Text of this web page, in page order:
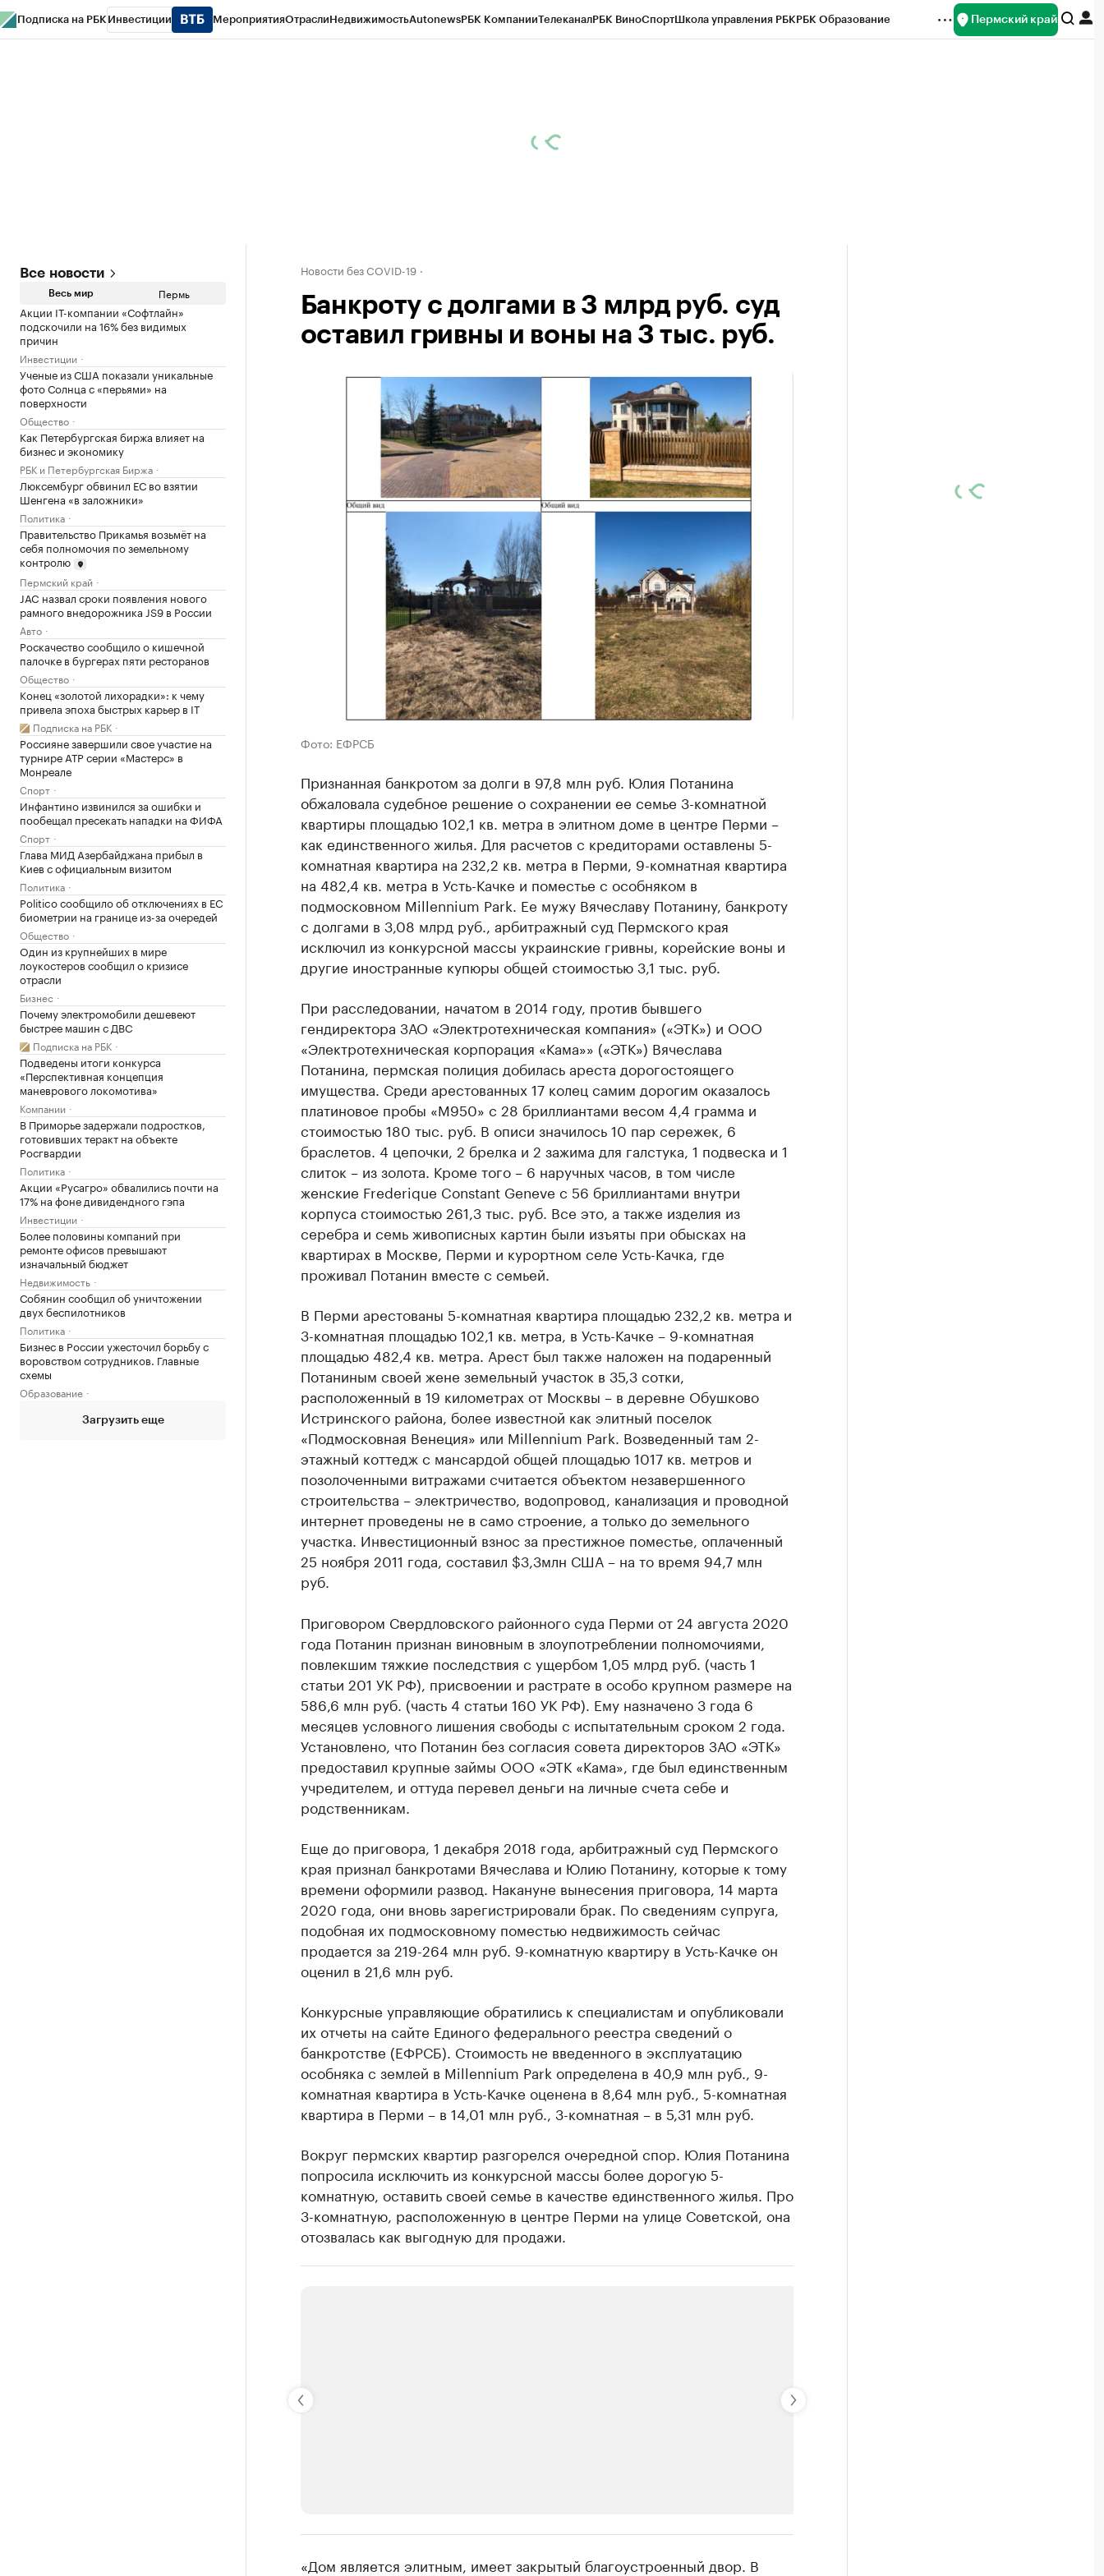
Подписка на РБК Инвестиции МероприятияОтраслиНедвижимостьAutonewsРБК КомпанииТелеканалРБК ВиноСпортШкола управления РБКРБК Образование Пермский край
Все новости
Весь мир Пермь
Акции IT-компании «Софтлайн»
подскочили на 16% без видимых
причин
Инвестиции
Ученые из США показали уникальные
фото Солнца с «перьями» на
поверхности
Общество
Как Петербургская биржа влияет на
бизнес и экономику
РБК и Петербургская Биржа
Люксембург обвинил ЕС во взятии
Шенгена «в заложники»
Политика
Правительство Прикамья возьмёт на
себя полномочия по земельному
контролю
Пермский край
JAC назвал сроки появления нового
рамного внедорожника JS9 в России
Авто
Роскачество сообщило о кишечной
палочке в бургерах пяти ресторанов
Общество
Конец «золотой лихорадки»: к чему
привела эпоха быстрых карьер в IT
Подписка на РБК
Россияне завершили свое участие на
турнире ATP серии «Мастерс» в
Монреале
Спорт
Инфантино извинился за ошибки и
пообещал пресекать нападки на ФИФА
Спорт
Глава МИД Азербайджана прибыл в
Киев с официальным визитом
Политика
Politico сообщило об отключениях в ЕС
биометрии на границе из-за очередей
Общество
Один из крупнейших в мире
лоукостеров сообщил о кризисе
отрасли
Бизнес
Почему электромобили дешевеют
быстрее машин с ДВС
Подписка на РБК
Подведены итоги конкурса
«Перспективная концепция
маневрового локомотива»
Компании
В Приморье задержали подростков,
готовивших теракт на объекте
Росгвардии
Политика
Акции «Русагро» обвалились почти на
17% на фоне дивидендного гэпа
Инвестиции
Более половины компаний при
ремонте офисов превышают
изначальный бюджет
Недвижимость
Собянин сообщил об уничтожении
двух беспилотников
Политика
Бизнес в России ужесточил борьбу с
воровством сотрудников. Главные
схемы
Образование
Загрузить еще
Новости без COVID-19
Банкроту с долгами в 3 млрд руб. суд
оставил гривны и воны на 3 тыс. руб.
Фото: ЕФРСБ
Признанная банкротом за долги в 97,8 млн руб. Юлия Потанина
обжаловала судебное решение о сохранении ее семье 3-комнатной
квартиры площадью 102,1 кв. метра в элитном доме в центре Перми –
как единственного жилья. Для расчетов с кредиторами оставлены 5-
комнатная квартира на 232,2 кв. метра в Перми, 9-комнатная квартира
на 482,4 кв. метра в Усть-Качке и поместье с особняком в
подмосковном Millennium Park. Ее мужу Вячеславу Потанину, банкроту
с долгами в 3,08 млрд руб., арбитражный суд Пермского края
исключил из конкурсной массы украинские гривны, корейские воны и
другие иностранные купюры общей стоимостью 3,1 тыс. руб.
При расследовании, начатом в 2014 году, против бывшего
гендиректора ЗАО «Электротехническая компания» («ЭТК») и ООО
«Электротехническая корпорация «Кама»» («ЭТК») Вячеслава
Потанина, пермская полиция добилась ареста дорогостоящего
имущества. Среди арестованных 17 колец самим дорогим оказалось
платиновое пробы «М950» с 28 бриллиантами весом 4,4 грамма и
стоимостью 180 тыс. руб. В описи значилось 10 пар сережек, 6
браслетов. 4 цепочки, 2 брелка и 2 зажима для галстука, 1 подвеска и 1
слиток – из золота. Кроме того – 6 наручных часов, в том числе
женские Frederique Constant Geneve с 56 бриллиантами внутри
корпуса стоимостью 261,3 тыс. руб. Все это, а также изделия из
серебра и семь живописных картин были изъяты при обысках на
квартирах в Москве, Перми и курортном селе Усть-Качка, где
проживал Потанин вместе с семьей.
В Перми арестованы 5-комнатная квартира площадью 232,2 кв. метра и
3-комнатная площадью 102,1 кв. метра, в Усть-Качке – 9-комнатная
площадью 482,4 кв. метра. Арест был также наложен на подаренный
Потаниным своей жене земельный участок в 35,3 сотки,
расположенный в 19 километрах от Москвы – в деревне Обушково
Истринского района, более известной как элитный поселок
«Подмосковная Венеция» или Millennium Park. Возведенный там 2-
этажный коттедж с мансардой общей площадью 1017 кв. метров и
позолоченными витражами считается объектом незавершенного
строительства – электричество, водопровод, канализация и проводной
интернет проведены не в само строение, а только до земельного
участка. Инвестиционный взнос за престижное поместье, оплаченный
25 ноября 2011 года, составил $3,3млн США – на то время 94,7 млн
руб.
Приговором Свердловского районного суда Перми от 24 августа 2020
года Потанин признан виновным в злоупотреблении полномочиями,
повлекшим тяжкие последствия с ущербом 1,05 млрд руб. (часть 1
статьи 201 УК РФ), присвоении и растрате в особо крупном размере на
586,6 млн руб. (часть 4 статьи 160 УК РФ). Ему назначено 3 года 6
месяцев условного лишения свободы с испытательным сроком 2 года.
Установлено, что Потанин без согласия совета директоров ЗАО «ЭТК»
предоставил крупные займы ООО «ЭТК «Кама», где был единственным
учредителем, и оттуда перевел деньги на личные счета себе и
родственникам.
Еще до приговора, 1 декабря 2018 года, арбитражный суд Пермского
края признал банкротами Вячеслава и Юлию Потанину, которые к тому
времени оформили развод. Накануне вынесения приговора, 14 марта
2020 года, они вновь зарегистрировали брак. По сведениям супруга,
подобная их подмосковному поместью недвижимость сейчас
продается за 219-264 млн руб. 9-комнатную квартиру в Усть-Качке он
оценил в 21,6 млн руб.
Конкурсные управляющие обратились к специалистам и опубликовали
их отчеты на сайте Единого федерального реестра сведений о
банкротстве (ЕФРСБ). Стоимость не введенного в эксплуатацию
особняка с землей в Millennium Park определена в 40,9 млн руб., 9-
комнатная квартира в Усть-Качке оценена в 8,64 млн руб., 5-комнатная
квартира в Перми – в 14,01 млн руб., 3-комнатная – в 5,31 млн руб.
Вокруг пермских квартир разгорелся очередной спор. Юлия Потанина
попросила исключить из конкурсной массы более дорогую 5-
комнатную, оставить своей семье в качестве единственного жилья. Про
3-комнатную, расположенную в центре Перми на улице Советской, она
отозвалась как выгодную для продажи.
«Дом является элитным, имеет закрытый благоустроенный двор. В